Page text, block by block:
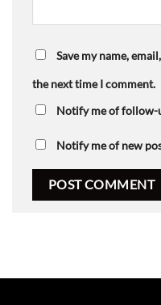
Save my name,
the next time I comment.
Notify me of follow-
Notify me of new